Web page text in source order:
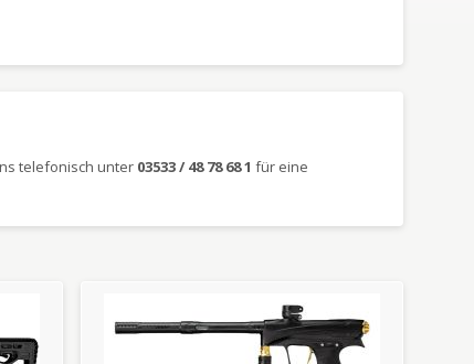
telefonisch unter 03533 / 48 78 68 1 für eine